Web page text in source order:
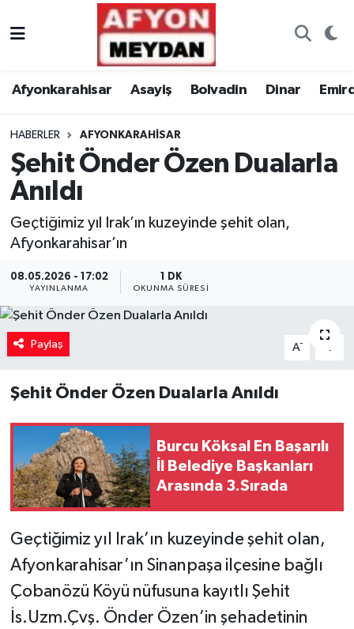
Afyonkarahisar Asayiş Bolvadin Dinar
HABERLER AFYONKARAHISAR
Şehit Önder Özen Dualarla
Anıldı
Geçtiğimiz yıl Irak’ın kuzeyinde şehit olan,
Afyonkarahisar’ın
08.05.2026 - 17:02
YAYINLANMA
1 DK
OKUNMA SÜRESI
Paylaş A-
Şehit Önder Özen Dualarla Anıldı
Burcu Köksal En Başarılı
İl Belediye Başkanları
Arasında 3.Sırada
Geçtiğimiz yıl Irak’ın kuzeyinde şehit olan,
Afyonkarahisar’ın Sinanpaşa ilçesine bağlı
Çobanözü Köyü nüfusuna kayıtlı Şehit
İs.Uzm.Çvş. Önder Özen’in şehadetinin
Nöbetçi Eczaneler
Trafik Durumu
Süper Lig Puan Durumu ve Fikstür
Tüm Manşetler